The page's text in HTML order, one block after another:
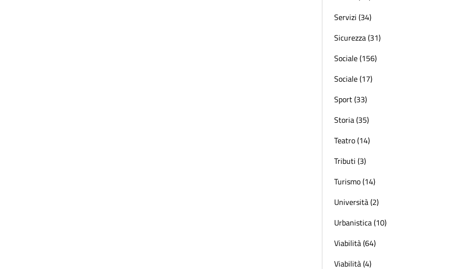
Servizi (34)
Sicurezza (31)
Sociale (156)
Sociale (17)
Sport (33)
Storia (35)
Teatro (14)
Tributi (3)
Turismo (14)
Università (2)
Urbanistica (10)
Viabilità (64)
Viabilità (4)